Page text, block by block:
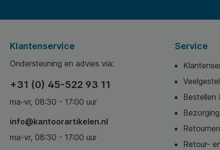
Klantenservice
Ondersteuning en advies via:
+31 (0) 45-522 93 11
ma-vr, 08:30 - 17:00 uur
info@kantoorartikelen.nl
ma-vr, 08:30 - 17:00 uur
Service
Bestellen
Retour-